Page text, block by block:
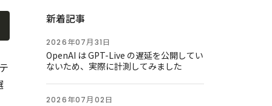
新着記事
2026年07月31日
OpenAI は GPT-Live の遅延を公開してい
ないため、実際に計測してみました
2026年07月02日